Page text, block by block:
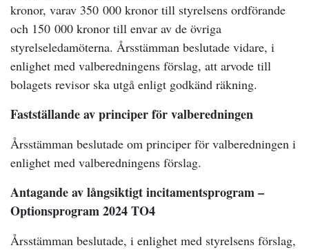
kronor, varav 350 000 kronor till styrelsens ordförande
och 150 000 kronor till envar av de övriga
styrelseledamöterna. Årsstämman beslutade vidare, i
enlighet med valberedningens förslag, att arvode till
bolagets revisor ska utgå enligt godkänd räkning.
Fastställande av principer för valberedningen
Årsstämman beslutade om principer för valberedningen i
enlighet med valberedningens förslag.
Antagande av långsiktigt incitamentsprogram –
Optionsprogram 2024 TO4
Årsstämman beslutade, i enlighet med styrelsens förslag,